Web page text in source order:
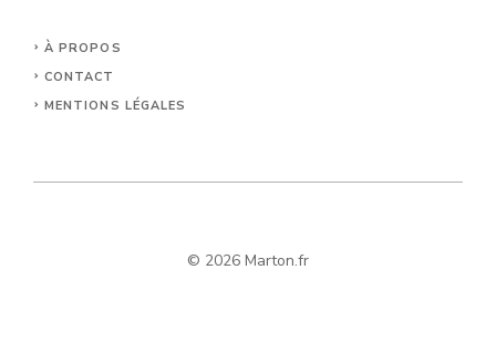
À PROPOS
CONTACT
MENTIONS LÉGALES
© 2026 Marton.fr